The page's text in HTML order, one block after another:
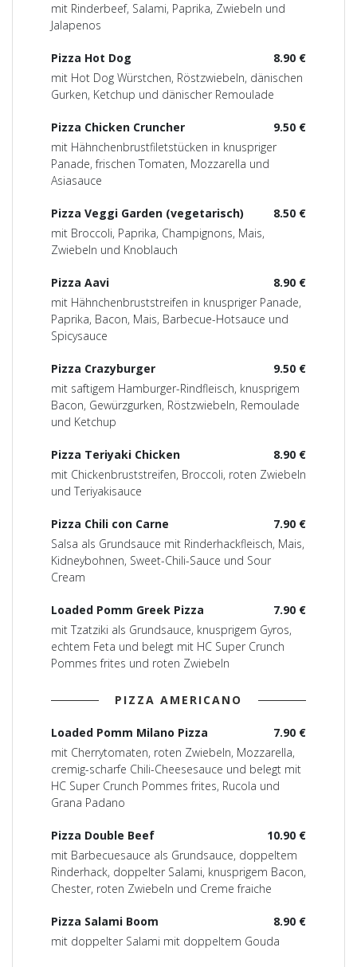
mit Rinderbeef, Salami, Paprika, Zwiebeln und
Jalapenos
8.90 €
Pizza Hot Dog
mit Hot Dog Würstchen, Röstzwiebeln, dänischen
Gurken, Ketchup und dänischer Remoulade
9.50 €
Pizza Chicken Cruncher
mit Hähnchenbrustfiletstücken in knuspriger
Panade, frischen Tomaten, Mozzarella und
Asiasauce
8.50 €
Pizza Veggi Garden (vegetarisch)
mit Broccoli, Paprika, Champignons, Mais,
Zwiebeln und Knoblauch
8.90 €
Pizza Aavi
mit Hähnchenbruststreifen in knuspriger Panade,
Paprika, Bacon, Mais, Barbecue-Hotsauce und
Spicysauce
9.50 €
Pizza Crazyburger
mit saftigem Hamburger-Rindfleisch, knusprigem
Bacon, Gewürzgurken, Röstzwiebeln, Remoulade
und Ketchup
8.90 €
Pizza Teriyaki Chicken
mit Chickenbruststreifen, Broccoli, roten Zwiebeln
und Teriyakisauce
7.90 €
Pizza Chili con Carne
Salsa als Grundsauce mit Rinderhackfleisch, Mais,
Kidneybohnen, Sweet-Chili-Sauce und Sour
Cream
7.90 €
Loaded Pomm Greek Pizza
mit Tzatziki als Grundsauce, knusprigem Gyros,
echtem Feta und belegt mit HC Super Crunch
Pommes frites und roten Zwiebeln
PIZZA AMERICANO
7.90 €
Loaded Pomm Milano Pizza
mit Cherrytomaten, roten Zwiebeln, Mozzarella,
cremig-scharfe Chili-Cheesesauce und belegt mit
HC Super Crunch Pommes frites, Rucola und
Grana Padano
10.90 €
Pizza Double Beef
mit Barbecuesauce als Grundsauce, doppeltem
Rinderhack, doppelter Salami, knusprigem Bacon,
Chester, roten Zwiebeln und Creme fraiche
8.90 €
Pizza Salami Boom
mit doppelter Salami mit doppeltem Gouda